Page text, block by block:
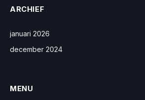
ARCHIEF
januari 2026
december 2024
MENU